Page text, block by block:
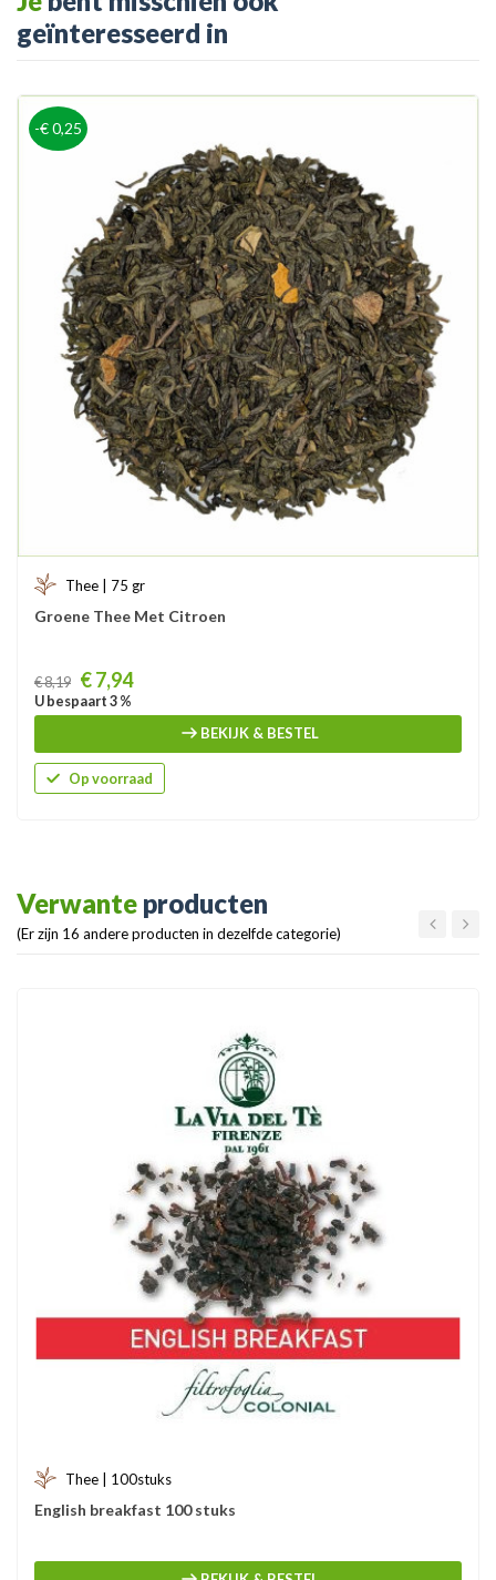
geïnteresseerd in
-€ 0,25
Thee | 75 gr
Groene Thee Met Citroen
Prijs
€ 8,19 € 7,94
U bespaart 3 %
BEKIJK & BESTEL
Op voorraad
Verwante producten
(Er zijn 16 andere producten in dezelfde categorie)
Thee | 100stuks
English breakfast 100 stuks